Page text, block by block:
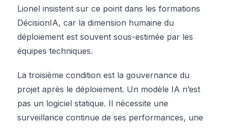
Lionel insistent sur ce point dans les formations
DécisionIA, car la dimension humaine du
déploiement est souvent sous-estimée par les
équipes techniques.
La troisième condition est la gouvernance du
projet après le déploiement. Un modèle IA n’est
pas un logiciel statique. Il nécessite une
surveillance continue de ses performances, une